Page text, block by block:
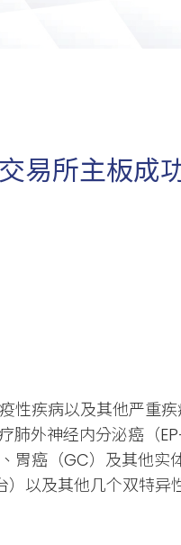
易所主板成
性疾病以及其他严重
外神经内分泌癌（
癌（GC）及其他实
及其他几个双特异